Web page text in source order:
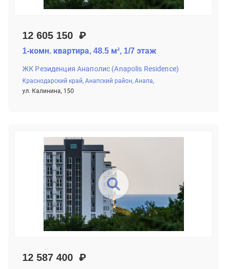
1-комн. квартира, 48.5 м², 1/7 этаж
ЖК Резиденция Анаполис (Anapolis Residence)
Краснодарский край, Анапский район, Анапа,
ул. Калинина, 150
12 605 150 ₽
12 587 400 ₽